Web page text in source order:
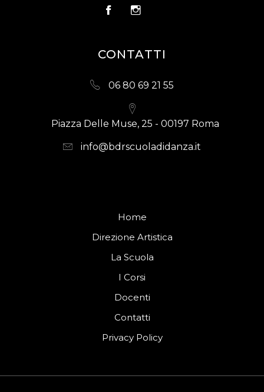
CONTATTI
06 80 69 21 55
Piazza Delle Muse, 25 - 00197 Roma
info@bdrscuoladidanza.it
Home
Direzione Artistica
La Scuola
I Corsi
Docenti
Contatti
Privacy Policy